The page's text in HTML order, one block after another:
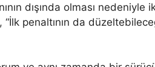
dışında olması nedeniyle
“İlk penaltının da